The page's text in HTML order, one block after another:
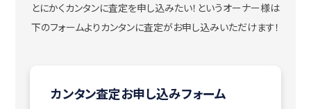
とにかくカンタンに査定を申し込みたい！ というオーナー様は
下のフォームよりカンタンに査定がお申し込みいただけます！
カンタン査定お申し込みフォーム